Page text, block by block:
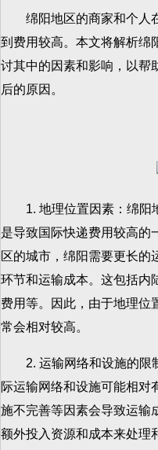
绵阳地区的商家和个人
到费用较高。本文将解析绵
讨其中的因素和影响，以帮
后的原因。
1. 地理位置因素：绵阳
是导致国际快递费用较高的
区的城市，绵阳需要更长的
环节和运输成本。这包括内
费用等。因此，由于地理位
常会相对较高。
2. 运输网络和设施的限
际运输网络和设施可能相对
施不完善等因素会导致运输
额外投入资源和成本来处理